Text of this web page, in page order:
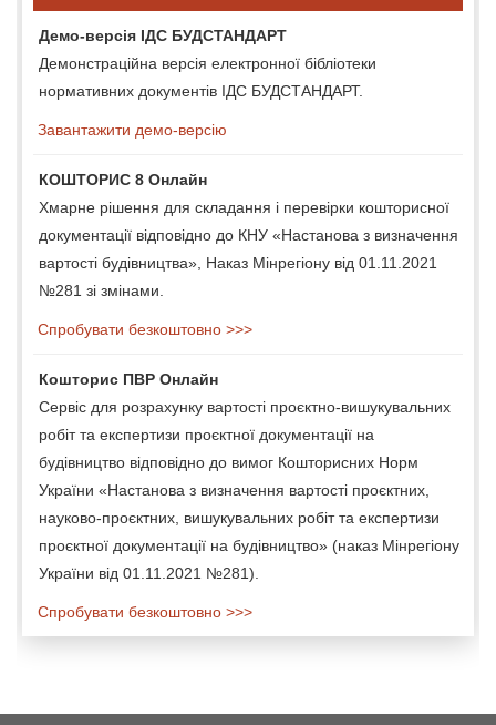
Демо-версія ІДС БУДСТАНДАРТ
Демонстраційна версія електронної бібліотеки
нормативних документів ІДС БУДСТАНДАРТ.
Завантажити демо-версію
КОШТОРИС 8 Онлайн
Хмарне рішення для складання і перевірки кошторисної
документації відповідно до КНУ «Настанова з визначення
вартості будівництва», Наказ Мінрегіону від 01.11.2021
№281 зі змінами.
Спробувати безкоштовно >>>
Кошторис ПВР Онлайн
Сервіс для розрахунку вартості проєктно-вишукувальних
робіт та експертизи проєктної документації на
будівництво відповідно до вимог Кошторисних Норм
України «Настанова з визначення вартості проєктних,
науково-проєктних, вишукувальних робіт та експертизи
проєктної документації на будівництво» (наказ Мінрегіону
України від 01.11.2021 №281).
Спробувати безкоштовно >>>